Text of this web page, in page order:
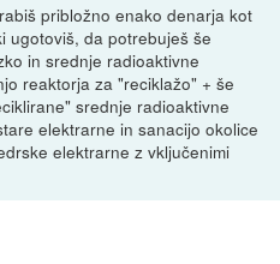
pribložno enako denarja kot
ugotoviš, da potrebuješ še
in srednje radioaktivne
reaktorja za "reciklažo" + še
srednje radioaktivne
elektrarne in sanacijo okolice
elektrarne z vključenimi